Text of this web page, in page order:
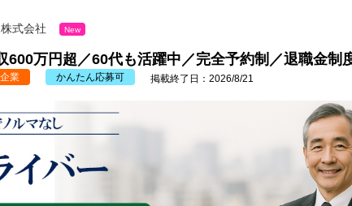
式会社 New
600万円超／60代も活躍中／完全予約制／退職金制
業 かんたん応募可 掲載終了日：2026/8/21